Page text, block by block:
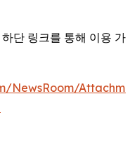
단 링크를 통해 이용 가
NewsRoom/